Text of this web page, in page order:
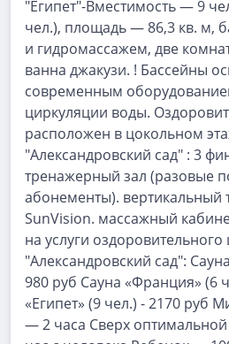
"Египет"-Вместимость — 9
чел.), площадь — 86,3 кв. м,
и гидромассажем, две
ванна джакузи. ! Бассейны
современным
циркуляции воды.
расположен в цокольном
"Александровский сад" : 3
тренажерный зал (разовые
абонементы). вертикальный
SunVision. массажный
на услуги оздоровительного
"Александровский сад":
980 руб Сауна «Франция» (6
«Египет» (9 чел.) - 2170 руб
— 2 часа Сверх